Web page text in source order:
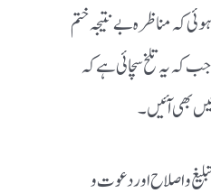
کہ مناظرہ بے نتیجہ ختم
کہ یہ تلخ سچائی ہے کہ
بھی آئیں۔
و اصلاح اور دعوت و